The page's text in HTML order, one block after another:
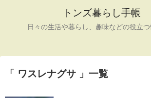
トンズ暮らし手帳
日々の生活や暮らし、趣味などの役立つ
「 ワスレナグサ 」一覧